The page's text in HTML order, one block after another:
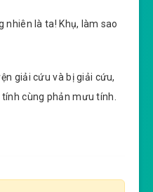
nhiên là ta! Khụ, làm sao
giải cứu và bị giải cứu,
cùng phản mưu tính.